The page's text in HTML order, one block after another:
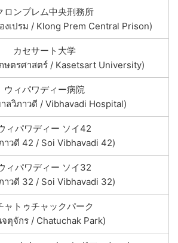
ロンプレム中央刑務所
งเปรม / Klong Prem Central Prison)
カセサート大学
ษตรศาสตร์ / Kasetsart University)
ウィパワディー病院
ลวิภาวดี / Vibhavadi Hospital)
ィパワディー ソイ42
าวดี 42 / Soi Vibhavadi 42)
ィパワディー ソイ32
าวดี 32 / Soi Vibhavadi 32)
ャトゥチャックパーク
ตุจักร / Chatuchak Park)